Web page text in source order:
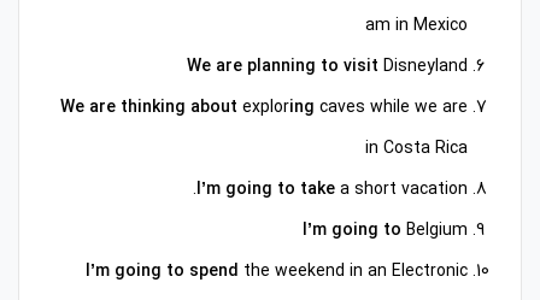
am in Mexico
We are planning to visit Disneyland
We are thinking about exploring caves while we are
in Costa Rica
I’m going to take a short vacation.
I’m going to Belgium
I’m going to spend the weekend in an Electronic